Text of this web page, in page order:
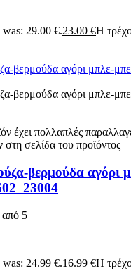
29.00 €.23.00 €Η
έχει πολλαπλές
σελίδα του προϊόντος
βερμούδα αγόρι
από 5
24.99 €.16.99 €Η